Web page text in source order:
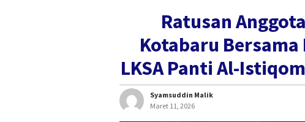
Ratusan
Kotabaru
LKSA Panti Al-
Syamsuddin Malik
Maret 11, 2026